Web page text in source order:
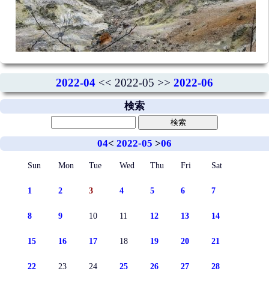
2022-04 << 2022-05 >> 2022-06
検索
04< 2022-05 >06
Sun Mon Tue Wed Thu Fri Sat
1 2 3 4 5 6 7
8 9 10 11 12 13 14
15 16 17 18 19 20 21
22 23 24 25 26 27 28